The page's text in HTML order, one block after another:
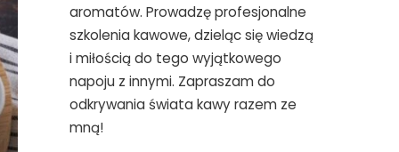
aromatów. Prowadzę profesjonalne
szkolenia kawowe, dzieląc się wiedzą
i miłością do tego wyjątkowego
napoju z innymi. Zapraszam do
odkrywania świata kawy razem ze
mną!